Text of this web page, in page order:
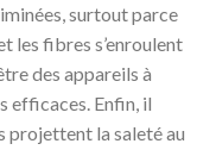
surtout parce
les fibres s’enroulent
des appareils à
efficaces. Enfin, il
projettent la saleté au